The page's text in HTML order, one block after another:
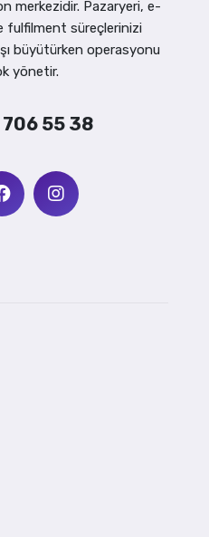
merkezidir. Pazaryeri, e-
fulfilment süreçlerinizi
büyütürken operasyonu
yönetir.
706 55 38